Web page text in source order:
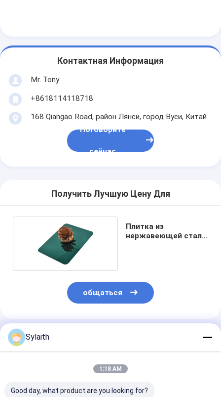
Контактная Информация
Mr. Tony
+8618114118718
168 Qiangao Road, район Лянси, город Вуси, Китай
Поговорите
сейчас
Получить Лучшую Цену Для
Плитка из
нержавеющей стали
общаться
Порекомендованные Продукты
Sylaith
1:18 AM
Good day, what product are you looking for?